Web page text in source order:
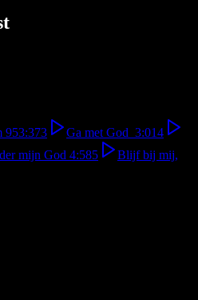
953:373 Ga met God 3:014
mijn God 4:585
Blijf bij mij,